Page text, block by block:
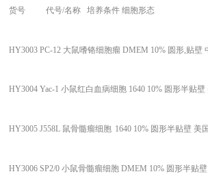
货号 代号/名称 培养条件 细胞形态
HY3003 PC-12 大鼠嗜铬细胞瘤 DMEM 10% 圆形,贴壁
HY3004 Yac-1 小鼠红白血病细胞 1640 10% 圆形半贴壁
HY3005 J558L 鼠骨髓瘤细胞 1640 10% 圆形半贴壁 美国
HY3006 SP2/0 小鼠骨髓瘤细胞 DMEM 10% 圆形半贴壁